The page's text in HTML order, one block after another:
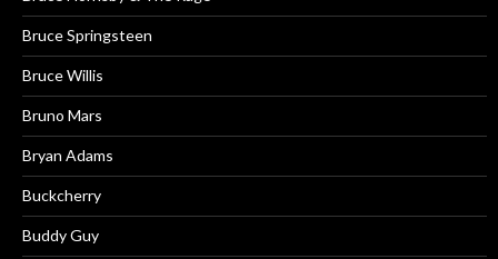
Bruce Springsteen
Bruce Willis
Bruno Mars
Bryan Adams
Buckcherry
Buddy Guy